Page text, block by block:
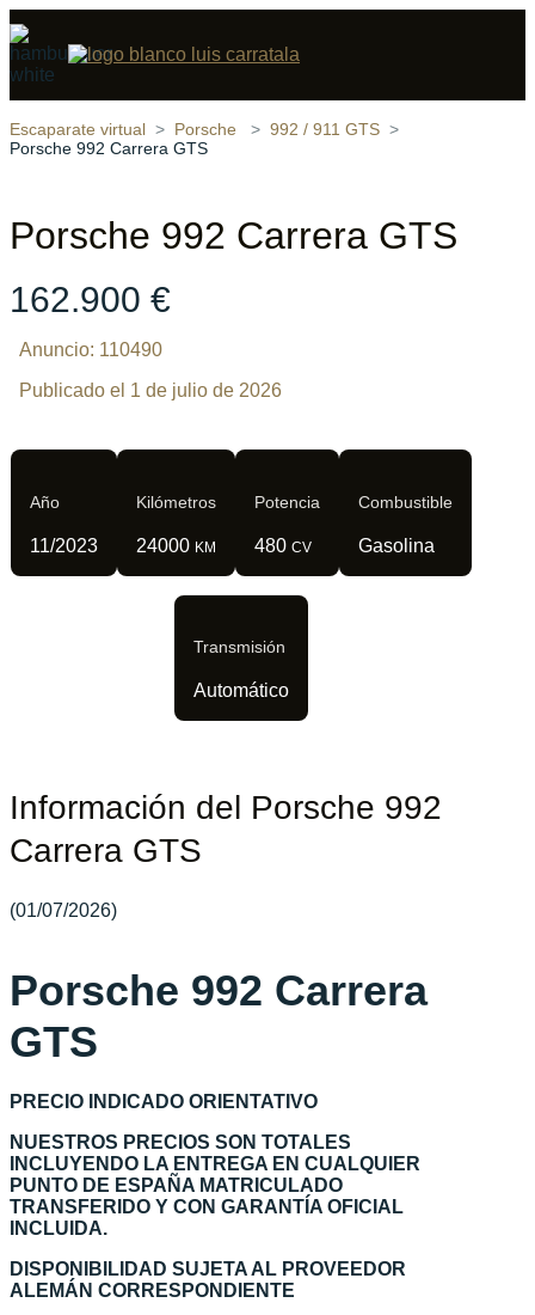
‹ ›
Compartir
Escaparate virtual Porsche
992 / 911 GTS
Porsche 992 Carrera GTS
Porsche 992 Carrera GTS
162.900 €
Anuncio: 110490
Publicado el 1 de julio de 2026
Año
11/2023
Kilómetros
24000 KM
Potencia
480CV
Combustible
Gasolina
Transmisión
Automático
Información del Porsche 992
Carrera GTS
(01/07/2026)
Porsche 992 Carrera
GTS
PRECIO INDICADO ORIENTATIVO
NUESTROS PRECIOS SON TOTALES
INCLUYENDO LA ENTREGA EN CUALQUIER
PUNTO DE ESPAÑA MATRICULADO
TRANSFERIDO Y CON GARANTÍA OFICIAL
INCLUIDA.
DISPONIBILIDAD SUJETA AL PROVEEDOR
ALEMÁN CORRESPONDIENTE